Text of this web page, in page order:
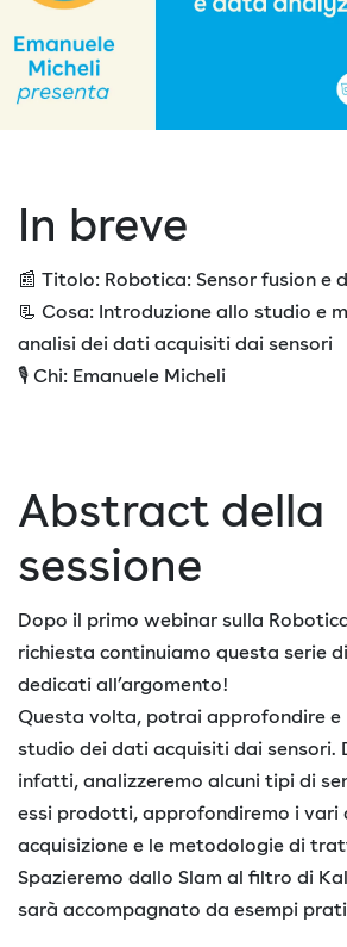
In breve
📰 Titolo: Robotica: Sensor fusion e
📃 Cosa: Introduzione allo studio e
analisi dei dati acquisiti dai sensori
🎙 Chi: Emanuele Micheli
Abstract della
sessione
Dopo il primo webinar sulla
richiesta continuiamo questa serie
dedicati all’argomento!
Questa volta, potrai approfondire e
studio dei dati acquisiti dai sensori.
infatti, analizzeremo alcuni tipi di
essi prodotti, approfondiremo i vari
acquisizione e le metodologie di
Spazieremo dallo Slam al filtro di
sarà accompagnato da esempi